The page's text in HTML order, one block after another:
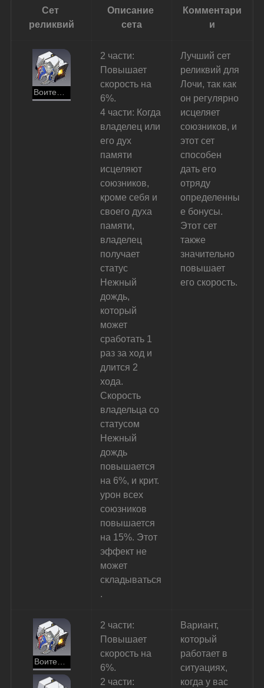
Сет
реликвий
Описание
сета
Комментари
и
2 части:
Повышает
скорость на
6%.
4 части: Когда
владелец или
его дух
памяти
исцеляют
союзников,
кроме себя и
своего духа
памяти,
владелец
получает
статус
Нежный
дождь,
который
может
сработать 1
раз за ход и
длится 2
хода.
Скорость
владельца со
статусом
Нежный
дождь
повышается
на 6%, и крит.
урон всех
союзников
повышается
на 15%. Этот
эффект не
может
складываться
.
Лучший сет
реликвий для
Лочи, так как
он регулярно
исцеляет
союзников, и
этот сет
способен
дать его
отряду
определенны
е бонусы.
Этот сет
также
значительно
повышает
его скорость.
2 части:
Повышает
скорость на
6%.
2 части:
Вариант,
который
работает в
ситуациях,
когда у вас